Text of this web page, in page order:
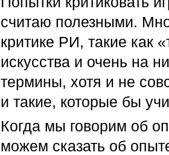
считаю полезными.
критике РИ, такие как
искусства и очень на
термины, хотя и не
и такие, которые бы
Когда мы говорим об
можем сказать об